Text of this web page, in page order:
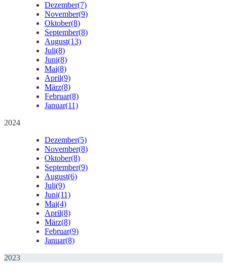
Dezember(7)
November(9)
Oktober(8)
September(8)
August(13)
Juli(8)
Juni(8)
Mai(8)
April(9)
März(8)
Februar(8)
Januar(11)
2024
Dezember(5)
November(8)
Oktober(8)
September(9)
August(6)
Juli(9)
Juni(11)
Mai(4)
April(8)
März(8)
Februar(9)
Januar(8)
2023